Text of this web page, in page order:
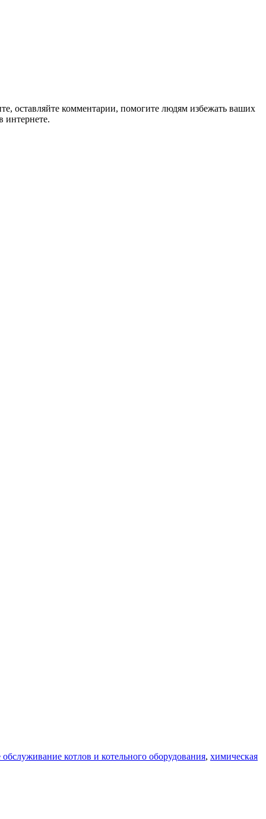
оставляйте комментарии, помогите людям избежать ваших
интернете.
обслуживание котлов и котельного оборудования, химическая